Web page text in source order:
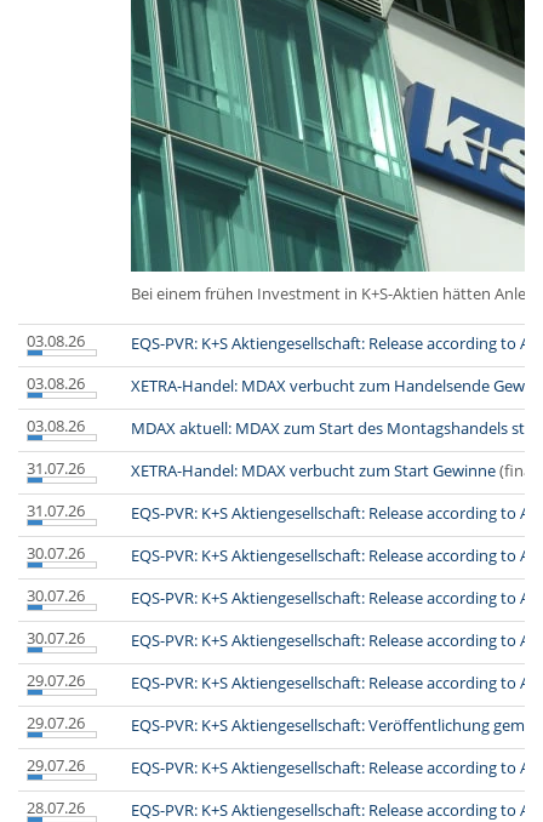
Bei einem frühen Investment in K+S-Aktien hätten
03.08.26
EQS-PVR: K+S Aktiengesellschaft: Release according
03.08.26
XETRA-Handel: MDAX verbucht zum Handelsende
03.08.26
MDAX aktuell: MDAX zum Start des Montagshandels
31.07.26
XETRA-Handel: MDAX verbucht zum Start Gewinne
31.07.26
EQS-PVR: K+S Aktiengesellschaft: Release according
30.07.26
EQS-PVR: K+S Aktiengesellschaft: Release according
30.07.26
EQS-PVR: K+S Aktiengesellschaft: Release according
30.07.26
EQS-PVR: K+S Aktiengesellschaft: Release according
29.07.26
EQS-PVR: K+S Aktiengesellschaft: Release according
29.07.26
EQS-PVR: K+S Aktiengesellschaft: Veröffentlichung
29.07.26
EQS-PVR: K+S Aktiengesellschaft: Release according
28.07.26
EQS-PVR: K+S Aktiengesellschaft: Release according